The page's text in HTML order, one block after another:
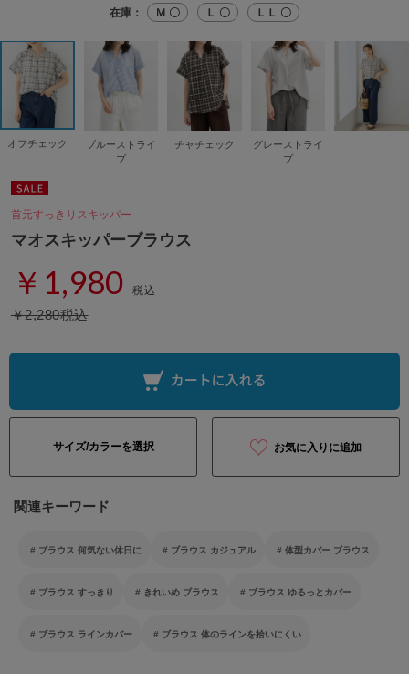
在庫： Ｍ 〇 Ｌ 〇 ＬＬ 〇
オフチェック
ブルーストライ
プ
チャチェック
グレーストライ
プ
首元すっきりスキッパー
マオスキッパーブラウス
￥1,980 税込
￥2,280税込
サイズ/カラーを選択 お気に入りに追加
関連キーワード
ブラウス 何気ない休日に ブラウス カジュアル 体型カバー ブラウス
ブラウス すっきり きれいめ ブラウス ブラウス ゆるっとカバー
ブラウス ラインカバー ブラウス 体のラインを拾いにくい